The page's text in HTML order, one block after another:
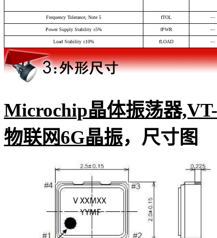
Frequency Tolerance, Note 5 fTOL —
Power Supply Stability ±5% fPWR —
Load Stability ±10% fLOAD —
Microchip晶体振荡器
物联网6G晶振，尺寸图